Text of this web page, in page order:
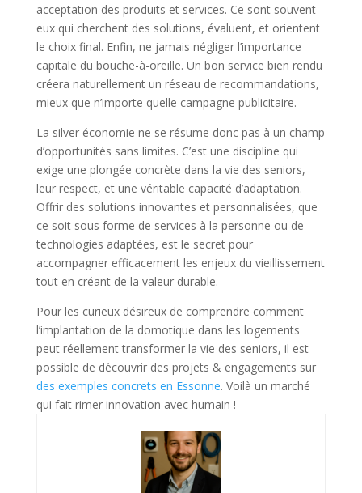
acceptation des produits et services. Ce sont souvent
eux qui cherchent des solutions, évaluent, et orientent
le choix final. Enfin, ne jamais négliger l’importance
capitale du bouche-à-oreille. Un bon service bien rendu
créera naturellement un réseau de recommandations,
mieux que n’importe quelle campagne publicitaire.
La silver économie ne se résume donc pas à un champ
d’opportunités sans limites. C’est une discipline qui
exige une plongée concrète dans la vie des seniors,
leur respect, et une véritable capacité d’adaptation.
Offrir des solutions innovantes et personnalisées, que
ce soit sous forme de services à la personne ou de
technologies adaptées, est le secret pour
accompagner efficacement les enjeux du vieillissement
tout en créant de la valeur durable.
Pour les curieux désireux de comprendre comment
l’implantation de la domotique dans les logements
peut réellement transformer la vie des seniors, il est
possible de découvrir des projets & engagements sur
des exemples concrets en Essonne. Voilà un marché
qui fait rimer innovation avec humain !